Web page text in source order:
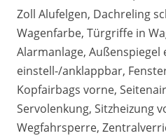
Zoll Alufelgen, Dachreling
Wagenfarbe, Türgriffe in
Alarmanlage, Außenspiegel
einstell-/anklappbar,
Kopfairbags vorne,
Servolenkung, Sitzheizung
Wegfahrsperre,